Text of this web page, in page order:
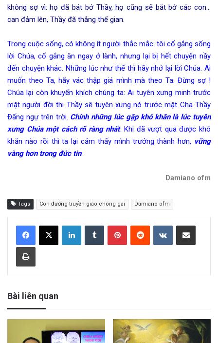
không sợ vì: họ đã bát bớ Thầy, họ cũng sẽ bắt bớ các con…
can đảm lên, Thầy đã thắng thế gian.
Trong cuộc sống, có không ít người thắc mắc: tôi cố gắng sống
lời Chúa, cố gắng ăn ngay ở lành, nhưng lại bị hết chuyện nầy
đến chuyện khác. Những lúc như thế thì hãy nhớ lại lời Chúa: Ai
muốn theo Ta, hãy vác thập giá mình mà theo Ta. Đừng sợ !
Chúa lại còn khuyến khích chúng ta: Ai tuyên xưng minh trước
mặt người đời thi Thầy sẽ tuyên xưng nó trước mặt Cha Thầy
Đấng ngự trên trời. Chính những lúc gặp khó khăn là lúc tuyên
xưng Chúa một cách rõ ràng nhất. Khi đã vượt qua được khó
khăn nào rồi thì ta lại cảm thấy mình trưởng thành hơn, vững
vàng hơn trong đức tin.
Damiano ofm
Tags Con đường truyền giáo chông gai Damiano ofm
Bài liên quan